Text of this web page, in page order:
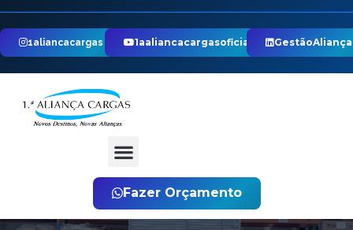
1aliancacargas 1aaliancacargasoficial GestãoAliança
Fazer Orçamento